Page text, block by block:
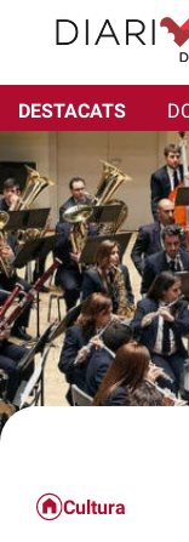
DESTACATS
Cultura